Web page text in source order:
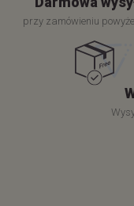
przy zamówieniu